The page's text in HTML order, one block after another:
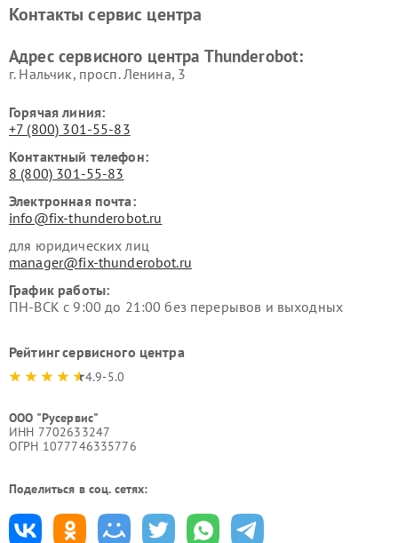
Контакты сервис центра
Адрес сервисного центра Thunderobot:
г. Нальчик, просп. Ленина, 3
Горячая линия:
+7 (800) 301-55-83
Контактный телефон:
8 (800) 301-55-83
Электронная почта:
info@fix-thunderobot.ru
для юридических лиц
manager@fix-thunderobot.ru
График работы:
ПН-ВСК с 9:00 до 21:00 без перерывов и выходных
Рейтинг сервисного центра
4.9-5.0
ООО "Русервис"
ИНН 7702633247
ОГРН 1077746335776
Поделиться в соц. сетях: